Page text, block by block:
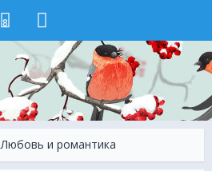
8
Любовь и романтика